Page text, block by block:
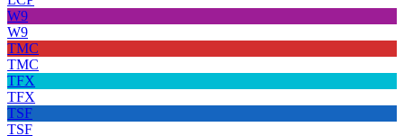
W9
W9
TMC
TMC
TFX
TFX
TSF
TSF